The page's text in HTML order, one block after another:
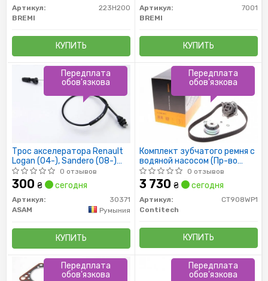
Артикул:
223H200
BREMI
КУПИТЬ
Артикул:
7001
BREMI
КУПИТЬ
Трос акселератора Renault
Logan (04-), Sandero (08-)
1,4/1,6 8V (30371) Asam
0 отзывов
300 ₴ сегодня
Артикул:
30371
ASAM
Румыния
КУПИТЬ
Передплата
обов'язкова
Комплект зубчатого ремня с
водяной насосом (Пр-во
ContiTech)
0 отзывов
3 730 ₴ сегодня
Артикул:
CT908WP1
Contitech
КУПИТЬ
Передплата
обов'язкова
Передплата
обов'язкова
Передплата
обов'язкова